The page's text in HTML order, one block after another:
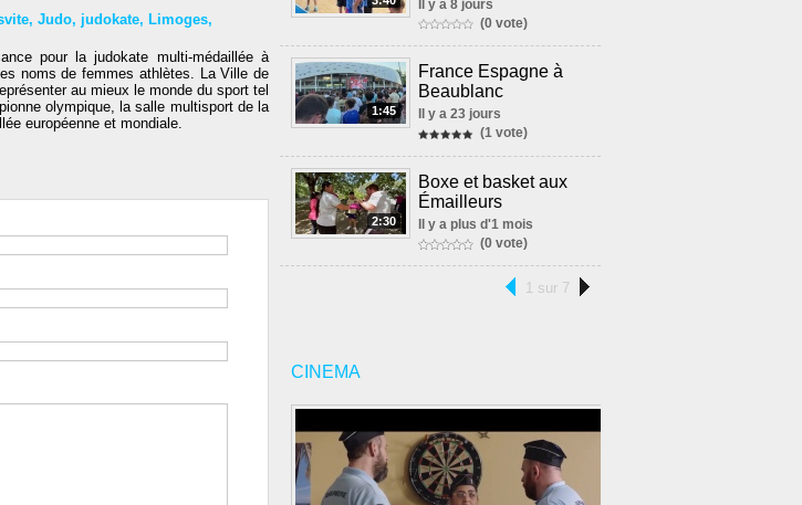
Il y a 8 jours
(0 vote)
1:45
France Espagne à
Beaublanc
Il y a 23 jours
(1 vote)
2:30
Boxe et basket aux
Émailleurs
Il y a plus d'1 mois
(0 vote)
1 sur 7
CINEMA
, Judo, judokate, Limoges,
pour la judokate multi-médaillée à
noms de femmes athlètes. La Ville de
au mieux le monde du sport tel
olympique, la salle multisport de la
européenne et mondiale.